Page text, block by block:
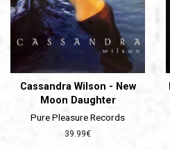
Cassandra Wilson - New
Moon Daughter
Pure Pleasure Records
Prix
39.99€